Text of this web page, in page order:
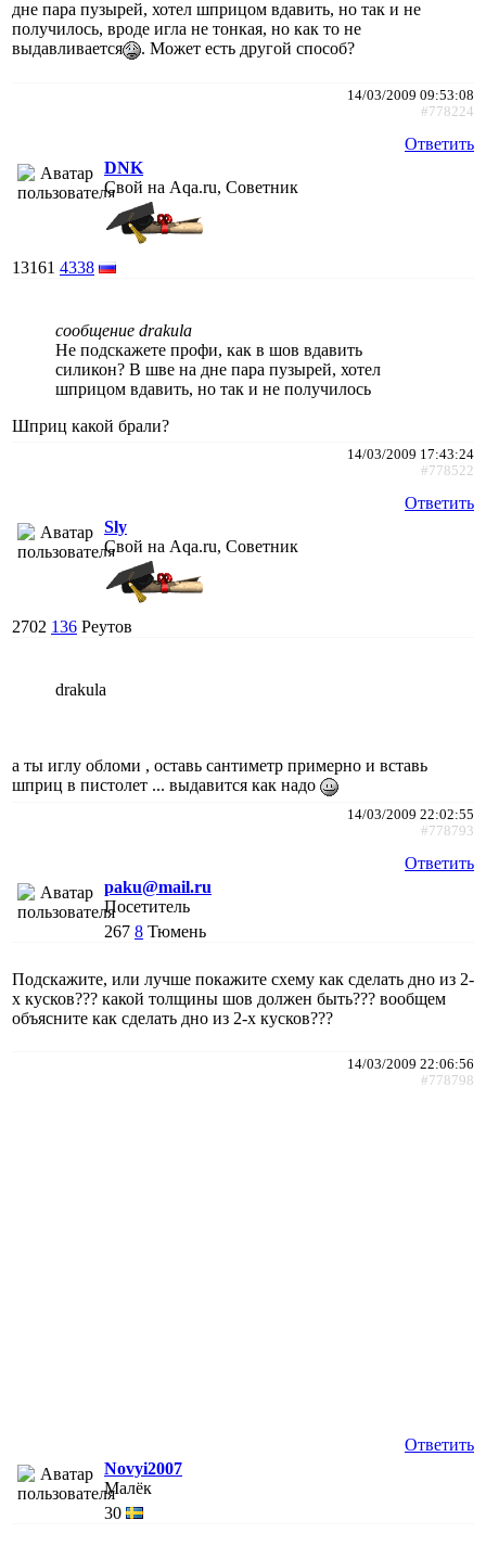
дне пара пузырей, хотел шприцом вдавить, но так и не
получилось, вроде игла не тонкая, но как то не
выдавливается
. Может есть другой способ?
14/03/2009 09:53:08
#778224
Ответить
DNK
Свой на Aqa.ru, Советник
13161 4338
сообщение drakula
Не подскажете профи, как в шов вдавить
силикон? В шве на дне пара пузырей, хотел
шприцом вдавить, но так и не получилось
Шприц какой брали?
14/03/2009 17:43:24
#778522
Ответить
Sly
Свой на Aqa.ru, Советник
2702 136 Реутов
drakula
а ты иглу обломи , оставь сантиметр примерно и вставь
шприц в пистолет ... выдавится как надо
14/03/2009 22:02:55
#778793
Ответить
paku@mail.ru
Посетитель
267 8 Тюмень
Подскажите, или лучше покажите схему как сделать дно из 2-
х кусков??? какой толщины шов должен быть??? вообщем
объясните как сделать дно из 2-х кусков???
14/03/2009 22:06:56
#778798
Ответить
Novyi2007
Малёк
30